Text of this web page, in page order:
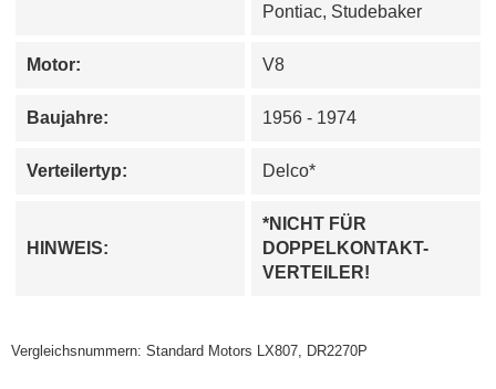
Pontiac, Studebaker
Motor: V8
Baujahre: 1956 - 1974
Verteilertyp: Delco*
HINWEIS:
*NICHT FÜR
DOPPELKONTAKT-
VERTEILER!
Vergleichsnummern: Standard Motors LX807, DR2270P